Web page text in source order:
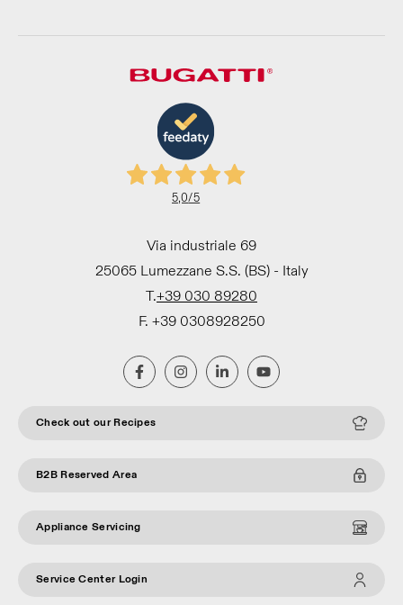
5,0/5
Via industriale 69
25065 Lumezzane S.S. (BS) - Italy
T.+39 030 89280
F. +39 0308928250
Check out our Recipes
B2B Reserved Area
Appliance Servicing
Service Center Login